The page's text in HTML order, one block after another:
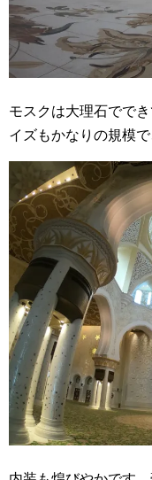
モスクは大理石でで
イズもかなりの規模